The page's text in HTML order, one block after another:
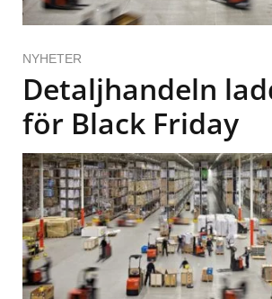
NYHETER
Detaljhandeln
för Black Friday